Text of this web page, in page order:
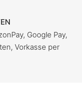
Google Pay,
Vorkasse per